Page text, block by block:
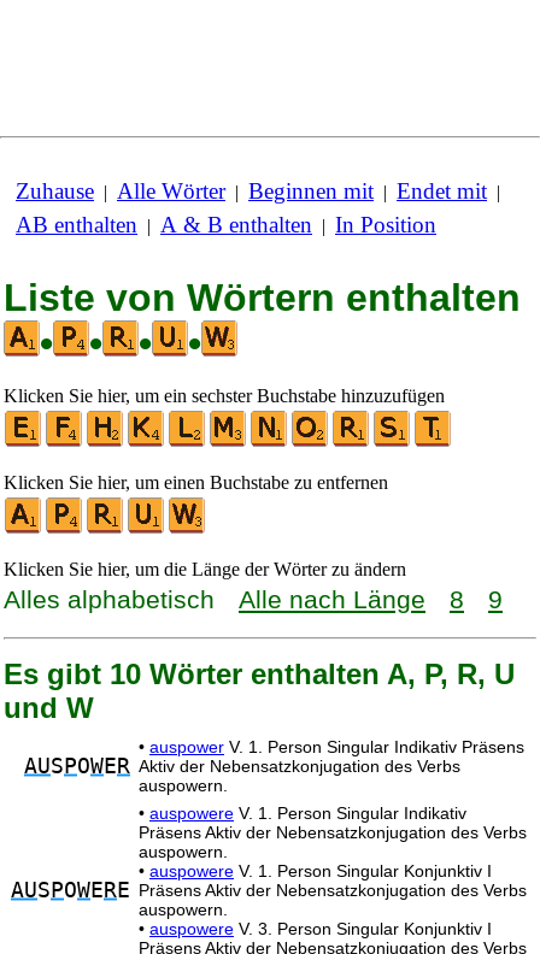
Zuhause | Alle Wörter| Beginnen mit | Endet mit |
AB enthalten | A & B enthalten | In Position
Liste von Wörtern enthalten
•
• • •
Klicken Sie hier, um ein sechster Buchstabe hinzuzufügen
Klicken Sie hier, um einen Buchstabe zu entfernen
Klicken Sie hier, um die Länge der Wörter zu ändern
Alles alphabetisch Alle nach Länge 8 9
Es gibt 10 Wörter enthalten A, P, R, U
und W
AUS POWE R
• auspower V. 1. Person Singular Indikativ Präsens
Aktiv der Nebensatzkonjugation des Verbs
auspowern.
AUS POWE RE
• auspowere V. 1. Person Singular Indikativ
Präsens Aktiv der Nebensatzkonjugation des Verbs
auspowern.
• auspowere V. 1. Person Singular Konjunktiv I
Präsens Aktiv der Nebensatzkonjugation des Verbs
auspowern.
• auspowere V. 3. Person Singular Konjunktiv I
Präsens Aktiv der Nebensatzkonjugation des Verbs